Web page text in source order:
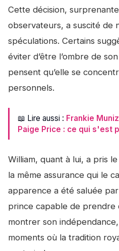
Cette décision,
observateurs, a suscité de
spéculations. Certains
éviter d’être l’ombre de
pensent qu’elle se
personnels.
📖 Lire aussi : Frankie
Paige Price : ce qui s'est
William, quant à lui, a pris
la même assurance qui le
apparence a été saluée
prince capable de prendre
montrer son
moments où la tradition